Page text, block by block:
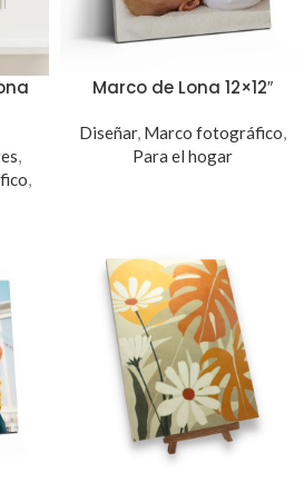
,
,
Marco de Lona 12×12″
Diseñar, Marco fotográfico,
Para el hogar